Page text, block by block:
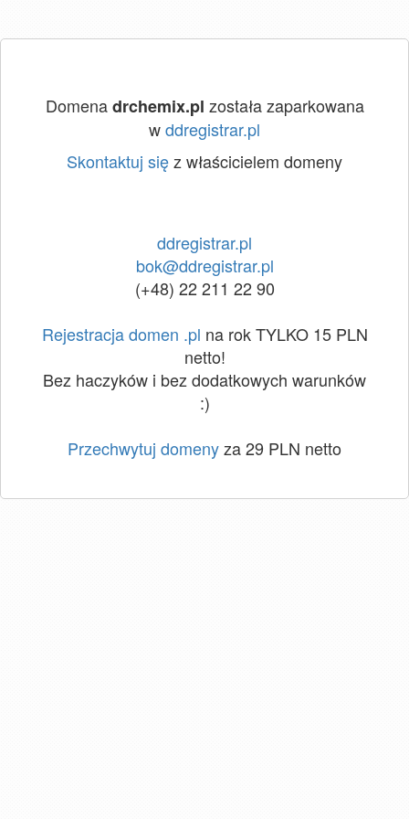
Domenadrchemix.pl została zaparkowana
wddregistrar.pl
Skontaktuj sięz właścicielem domeny
ddregistrar.pl
bok@ddregistrar.pl
(+48) 22 211 22 90
Rejestracja domen .pl na rok TYLKO 15 PLN
netto!
Bez haczyków i bez dodatkowych warunków
:)
Przechwytuj domenyza 29 PLN netto